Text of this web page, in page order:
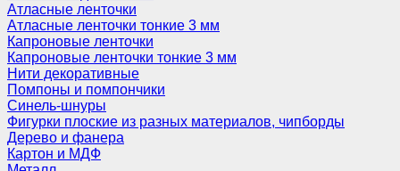
Атласные ленточки
Атласные ленточки тонкие 3 мм
Капроновые ленточки
Капроновые ленточки тонкие 3 мм
Нити декоративные
Помпоны и помпончики
Синель-шнуры
Фигурки плоские из разных материалов, чипборды
Дерево и фанера
Картон и МДФ